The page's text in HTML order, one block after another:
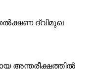
ദ്വിമുഖ
അന്തരീക്ഷത്തിൽ